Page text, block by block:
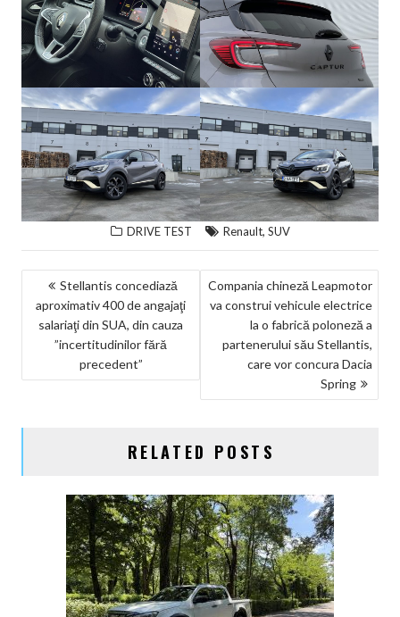
DRIVE TEST Renault, SUV
NAVIGARE
ÎN
ARTICOLE
Stellantis concediază
aproximativ 400 de angajaţi
salariaţi din SUA, din cauza
”incertitudinilor fără
precedent”
Compania chineză Leapmotor
va construi vehicule electrice
la o fabrică poloneză a
partenerului său Stellantis,
care vor concura Dacia
Spring
RELATED POSTS